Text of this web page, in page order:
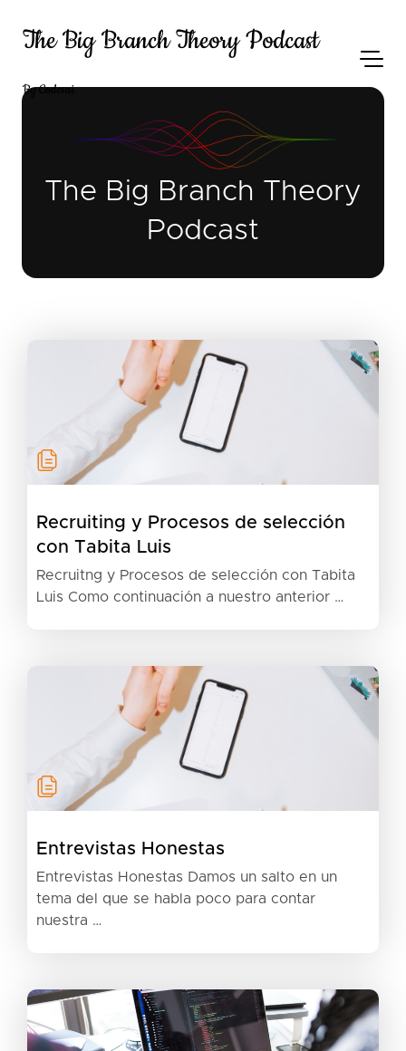
The Big Branch Theory Podcast
By Codesai
The Big Branch Theory
Podcast
Recruiting y Procesos de selección
con Tabita Luis
Recruitng y Procesos de selección con Tabita
Luis Como continuación a nuestro anterior …
Entrevistas Honestas
Entrevistas Honestas Damos un salto en un
tema del que se habla poco para contar
nuestra …